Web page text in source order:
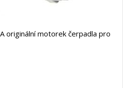
originální motorek čerpadla pro